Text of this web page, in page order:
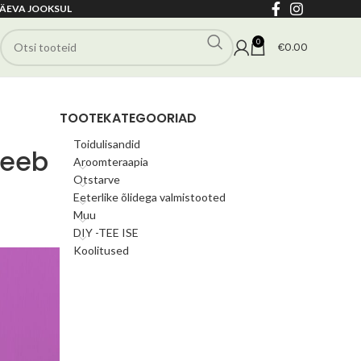
JOOKSUL
0 €0.00
TOOTEKATEGOORIAD
Toidulisandid
Aroomteraapia
Otstarve
Eeterlike õlidega valmistooted
Muu
DIY -TEE ISE
Koolitused